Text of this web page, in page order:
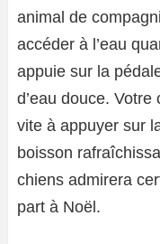
animal de
accéder à l’eau
appuie sur la
d’eau douce.
vite à appuyer sur
boisson
chiens admirera
part à Noël.